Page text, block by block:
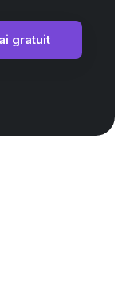
gratuit